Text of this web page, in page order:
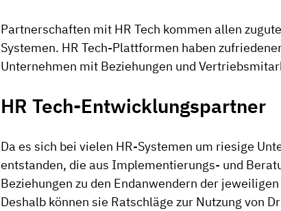
Partnerschaften mit HR Tech kommen allen
Systemen. HR Tech-Plattformen haben
Unternehmen mit Beziehungen und
HR Tech-Entwicklungspartner
Da es sich bei vielen HR-Systemen um riesige
entstanden, die aus Implementierungs- und
Beziehungen zu den Endanwendern der
Deshalb können sie Ratschläge zur Nutzung von